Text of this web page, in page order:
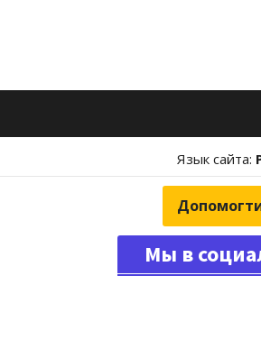
Язык сайта:
Мы в